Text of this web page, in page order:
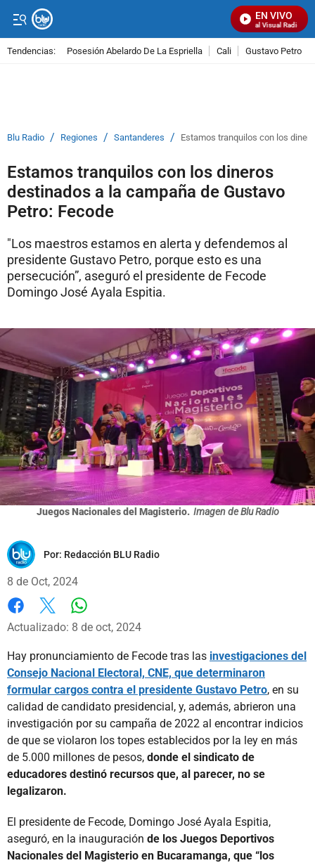
EN VIVO
Señal Visual Radio
Tendencias: Posesión Abelardo De La Espriella Cali Gustavo Petro
Blu Radio / Regiones / Santanderes / Estamos tranquilos con los
Estamos tranquilos con los dineros
destinados a la campaña de Gustavo
Petro: Fecode
"Los maestros estamos en alerta y defendemos al
presidente Gustavo Petro, porque esto es una
persecución”, aseguró el presidente de Fecode
Domingo José Ayala Espitia.
Juegos Nacionales del Magisterio. Imagen de Blu Radio
Por: Redacción BLU Radio
8 de Oct, 2024
Facebook
X
Actualizado: 8 de oct, 2024
Hay pronunciamiento de Fecode tras las investigaciones del
Consejo Nacional Electoral, CNE, que determinaron
formular cargos contra el presidente Gustavo Petro, en su
calidad de candidato presidencial, y, además, abrieron una
investigación por su campaña de 2022 al encontrar indicios
de que se violaron los topes establecidos por la ley en más
de 5.000 millones de pesos, donde el sindicato de
educadores destinó recursos que, al parecer, no se
legalizaron.
El presidente de Fecode, Domingo José Ayala Espitia,
aseguró, en la inauguración de los Juegos Deportivos
Nacionales del Magisterio en Bucaramanga, que “los